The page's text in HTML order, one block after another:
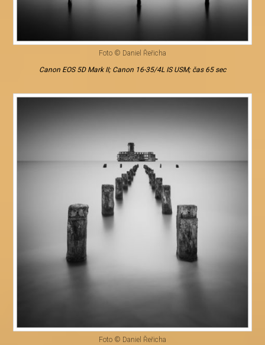
Foto © Daniel Řeřicha
Canon EOS 5D Mark II; Canon 16-35/4L IS USM; čas 65 sec
Foto © Daniel Řeřicha